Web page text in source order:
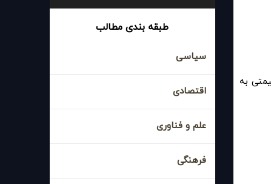
به
طبقه بندی مطالب
سیاسی
اقتصادی
علم و فناوری
فرهنگی